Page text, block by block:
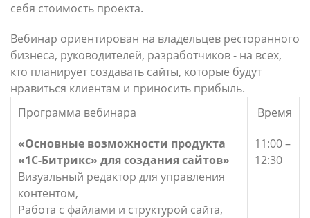
себя стоимость проекта.
Вебинар ориентирован на владельцев ресторанного
бизнеса, руководителей, разработчиков - на всех,
кто планирует создавать сайты, которые будут
нравиться клиентам и приносить прибыль.
Программа вебинара
Время
«Основные возможности продукта
«1С-Битрикс» для создания сайтов»
Визуальный редактор для управления
контентом,
Работа с файлами и структурой сайта,
11:00 –
12:30